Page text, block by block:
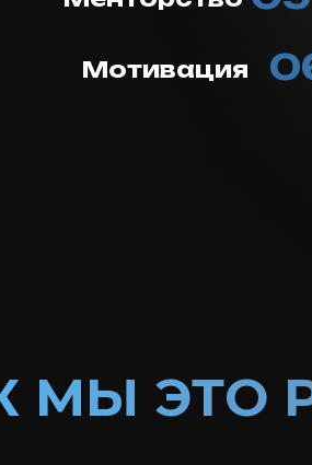
Мотивация
МЫ ЭТО